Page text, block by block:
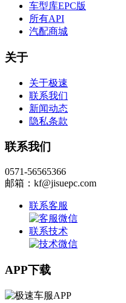
车型库EPC版
所有API
汽配商城
关于
关于极速
联系我们
新闻动态
隐私条款
联系我们
0571-56565366
邮箱：kf@jisuepc.com
联系客服
联系技术
APP下载